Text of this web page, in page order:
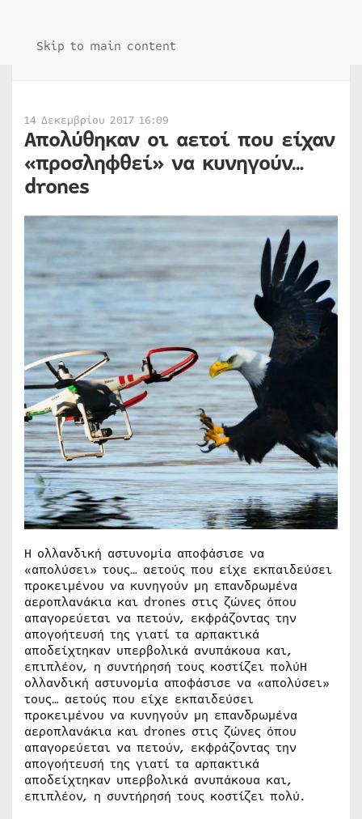
Skip to main content
14 Δεκεμβρίου 2017 16:09
Απολύθηκαν οι αετοί που είχαν
«προσληφθεί» να κυνηγούν…
drones
Η ολλανδική αστυνομία αποφάσισε να
«απολύσει» τους… αετούς που είχε εκπαιδεύσει
προκειμένου να κυνηγούν μη επανδρωμένα
αεροπλανάκια και drones στις ζώνες όπου
απαγορεύεται να πετούν, εκφράζοντας την
απογοήτευσή της γιατί τα αρπακτικά
αποδείχτηκαν υπερβολικά ανυπάκουα και,
επιπλέον, η συντήρησή τους κοστίζει πολύΗ
ολλανδική αστυνομία αποφάσισε να «απολύσει»
τους… αετούς που είχε εκπαιδεύσει
προκειμένου να κυνηγούν μη επανδρωμένα
αεροπλανάκια και drones στις ζώνες όπου
απαγορεύεται να πετούν, εκφράζοντας την
απογοήτευσή της γιατί τα αρπακτικά
αποδείχτηκαν υπερβολικά ανυπάκουα και,
επιπλέον, η συντήρησή τους κοστίζει πολύ.